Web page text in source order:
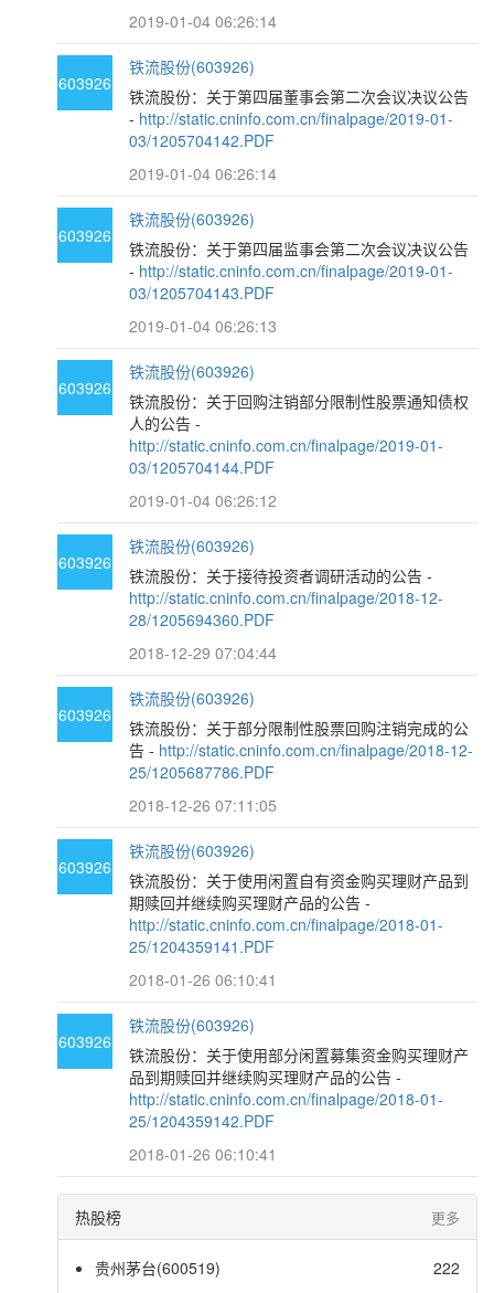
2019-01-04 06:26:14
603926
铁流股份(603926)
铁流股份：关于第四届董事会第二次会议决议公告
- http://static.cninfo.com.cn/finalpage/2019-01-
03/1205704142.PDF
2019-01-04 06:26:14
603926
铁流股份(603926)
铁流股份：关于第四届监事会第二次会议决议公告
- http://static.cninfo.com.cn/finalpage/2019-01-
03/1205704143.PDF
2019-01-04 06:26:13
603926
铁流股份(603926)
铁流股份：关于回购注销部分限制性股票通知债权
人的公告 -
http://static.cninfo.com.cn/finalpage/2019-01-
03/1205704144.PDF
2019-01-04 06:26:12
603926
铁流股份(603926)
铁流股份：关于接待投资者调研活动的公告 -
http://static.cninfo.com.cn/finalpage/2018-12-
28/1205694360.PDF
2018-12-29 07:04:44
603926
铁流股份(603926)
铁流股份：关于部分限制性股票回购注销完成的公
告 - http://static.cninfo.com.cn/finalpage/2018-12-
25/1205687786.PDF
2018-12-26 07:11:05
603926
铁流股份(603926)
铁流股份：关于使用闲置自有资金购买理财产品到
期赎回并继续购买理财产品的公告 -
http://static.cninfo.com.cn/finalpage/2018-01-
25/1204359141.PDF
2018-01-26 06:10:41
603926
铁流股份(603926)
铁流股份：关于使用部分闲置募集资金购买理财产
品到期赎回并继续购买理财产品的公告 -
http://static.cninfo.com.cn/finalpage/2018-01-
25/1204359142.PDF
2018-01-26 06:10:41
热股榜 更多
贵州茅台(600519)
222